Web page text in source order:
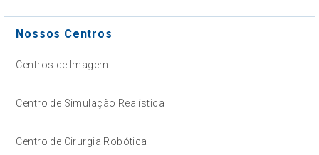
Nossos Centros
Centros de Imagem
Centro de Simulação Realística
Centro de Cirurgia Robótica